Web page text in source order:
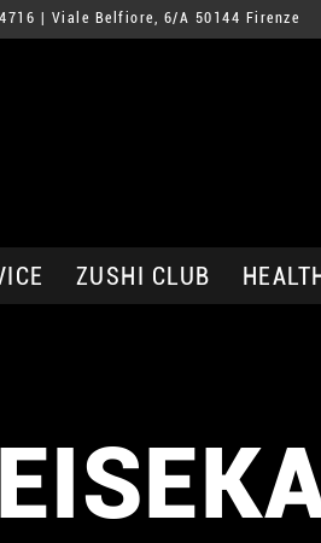
| Viale Belfiore, 6/A 50144 Firenze
ZUSHI CLUB